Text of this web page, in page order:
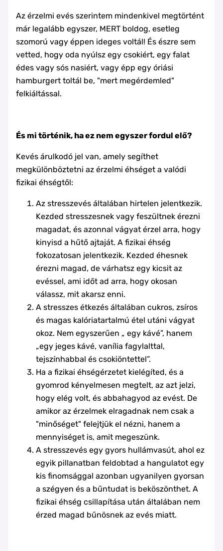
Az érzelmi evés szerintem mindenkivel megtörtént
már legalább egyszer, MERT boldog, esetleg
szomorú vagy éppen ideges voltál! És észre sem
vetted, hogy oda nyúlsz egy csokiért, egy falat
édes vagy sós nasiért, vagy épp egy óriási
hamburgert toltál be, "mert megérdemled"
felkiáltással.
És mi történik, ha ez nem egyszer fordul elő?
Kevés árulkodó jel van, amely segíthet
megkülönböztetni az érzelmi éhséget a valódi
fizikai éhségtől:
Az stresszevés általában hirtelen jelentkezik.
Kezded stresszesnek vagy feszültnek érezni
magadat, és azonnal vágyat érzel arra, hogy
kinyisd a hűtő ajtaját. A fizikai éhség
fokozatosan jelentkezik. Kezded éhesnek
érezni magad, de várhatsz egy kicsit az
evéssel, ami időt ad arra, hogy okosan
válassz, mit akarsz enni.
A stresszes étkezés általában cukros, zsíros
és magas kalóriatartalmú étel utáni vágyat
okoz. Nem egyszerűen „ egy kávé”, hanem
„egy jeges kávé, vanília fagylalttal,
tejszínhabbal és csokiöntettel”.
Ha a fizikai éhségérzetet kielégíted, és a
gyomrod kényelmesen megtelt, az azt jelzi,
hogy elég volt, és abbahagyod az evést. De
amikor az érzelmek elragadnak nem csak a
"minőséget" felejtjük el nézni, hanem a
mennyiséget is, amit megeszünk.
A stresszevés egy gyors hullámvasút, ahol ez
egyik pillanatban feldobtad a hangulatot egy
kis finomsággal azonban ugyanilyen gyorsan
a szégyen és a bűntudat is beköszönthet. A
fizikai éhség csillapítása után általában nem
érzed magad bűnösnek az evés miatt.